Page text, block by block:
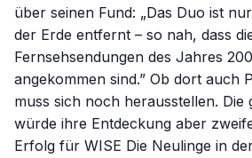
über seinen Fund: „Das Duo ist
der Erde entfernt – so nah, dass
Fernsehsendungen des Jahres
angekommen sind.” Ob dort auch
muss sich noch herausstellen.
würde ihre Entdeckung aber
Erfolg für WISE Die Neulinge in